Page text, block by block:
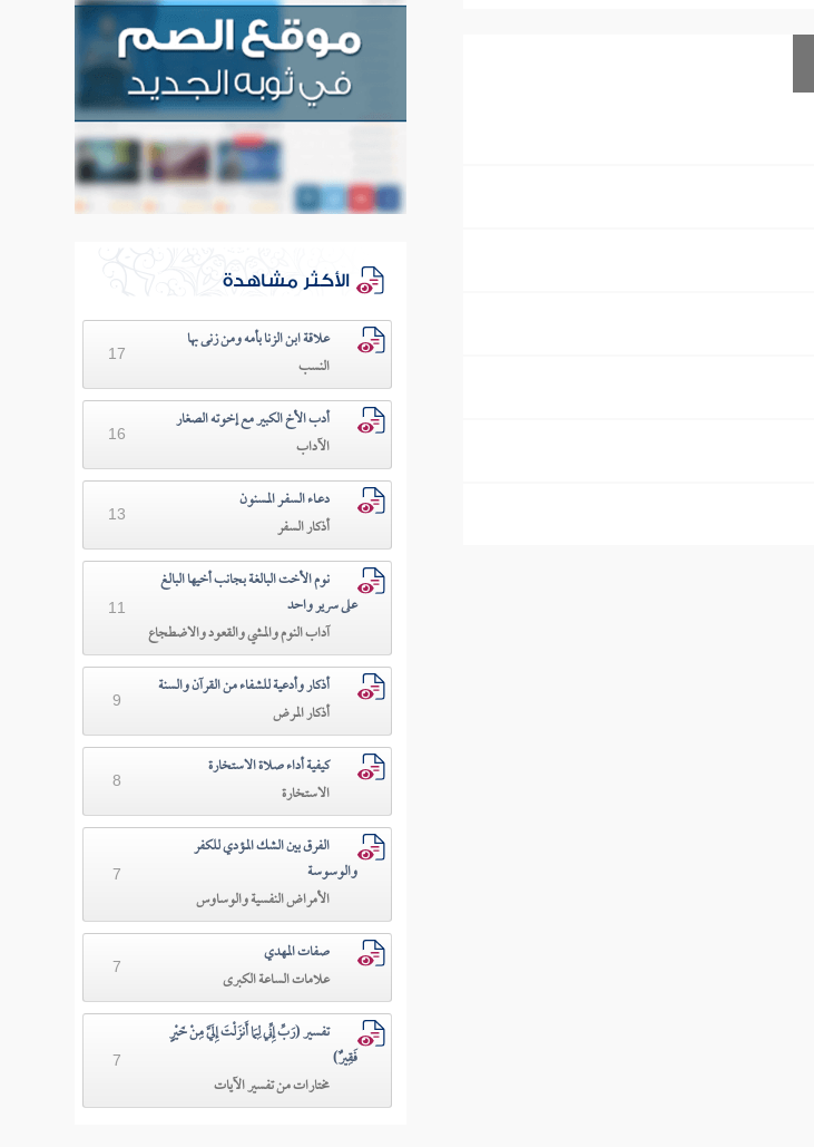
الأكثر مشاهدة
علاقة ابن الزنا بأمه ومن زنى بها
النسب
17
أدب الأخ الكبير مع إخوته الصغار
الآداب
16
دعـاء السفـر المسنون
أذكار السفر
13
نوم الأخت البالغة بجانب أخيها البالغ
على سرير واحد
آداب النوم والمشي والقعود والاضطجاع
11
أذكار وأدعية للشفاء من القرآن والسنة
أذكار المرض
9
كيفية أداء صلاة الاستخارة
الاستخارة
8
الفرق بين الشك المؤدي للكفر
والوسوسة
الأمراض النفسية والوساوس
7
صفات المهدي
علامات الساعة الكبرى
7
تفسير (رَبِّ إِنِّي لِمَا أَنزَلْتَ إِلَيَّ مِنْ خَيْرٍ
فَقِيرٌ)
مختارات من تفسير الآيات
7